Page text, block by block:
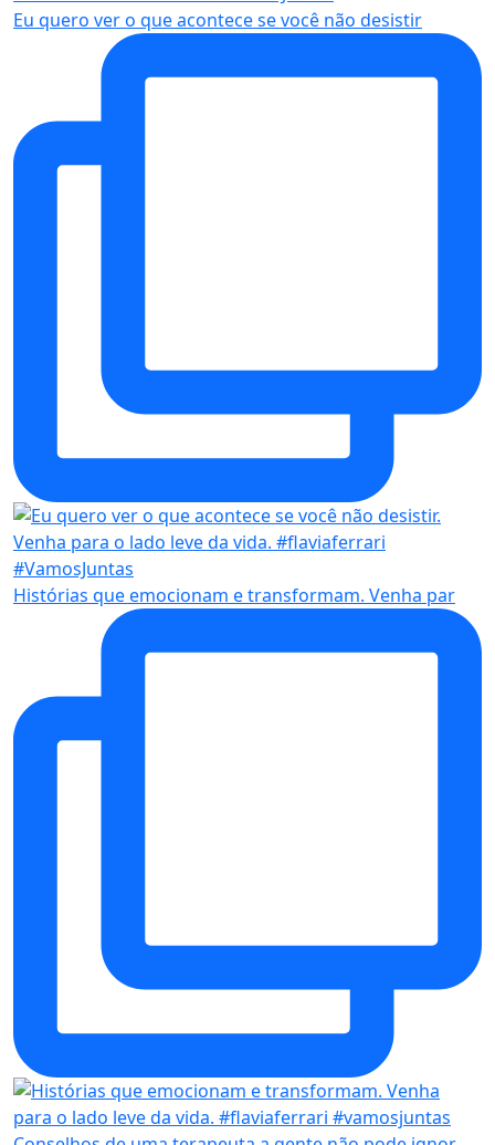
Eu quero ver o que acontece se você não desistir
Histórias que emocionam e transformam. Venha par